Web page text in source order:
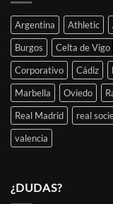
Argentina Athletic
Burgos
Celta de Vigo
Corporativo
Cádiz
Marbella
Oviedo
Real Madrid
real
valencia
¿DUDAS?